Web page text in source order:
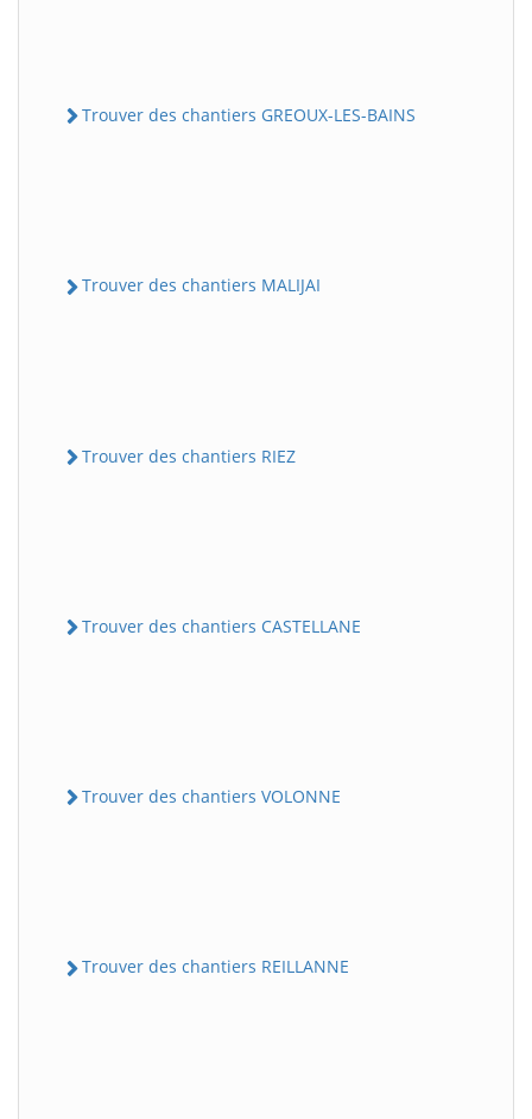
Trouver des chantiers GREOUX-LES-BAINS
Trouver des chantiers MALIJAI
Trouver des chantiers RIEZ
Trouver des chantiers CASTELLANE
Trouver des chantiers VOLONNE
Trouver des chantiers REILLANNE